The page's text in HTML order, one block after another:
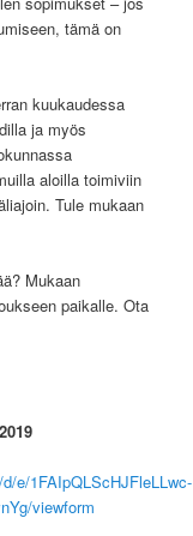
tämä on
kuukaudessa
ja myös
aloilla toimiviin
Tule mukaan
Mukaan
paikalle. Ota
e/1FAIpQLScHJFleLLwc-
viewform